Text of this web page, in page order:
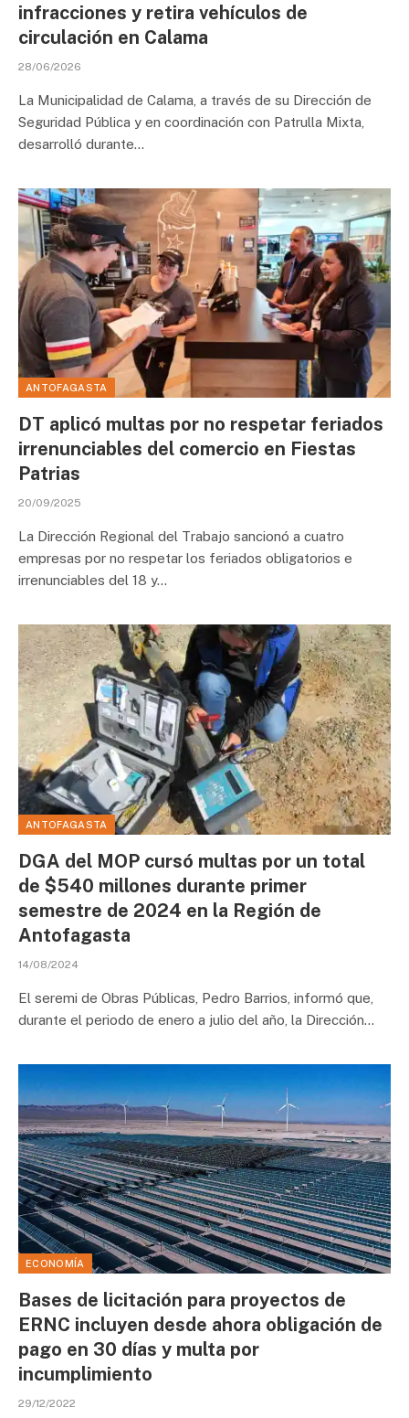
infracciones y retira vehículos de
circulación en Calama
28/06/2026
La Municipalidad de Calama, a través de su Dirección de
Seguridad Pública y en coordinación con Patrulla Mixta,
desarrolló durante…
ANTOFAGASTA
DT aplicó multas por no respetar feriados
irrenunciables del comercio en Fiestas
Patrias
20/09/2025
La Dirección Regional del Trabajo sancionó a cuatro
empresas por no respetar los feriados obligatorios e
irrenunciables del 18 y…
ANTOFAGASTA
DGA del MOP cursó multas por un total
de $540 millones durante primer
semestre de 2024 en la Región de
Antofagasta
14/08/2024
El seremi de Obras Públicas, Pedro Barrios, informó que,
durante el periodo de enero a julio del año, la Dirección…
ECONOMÍA
Bases de licitación para proyectos de
ERNC incluyen desde ahora obligación de
pago en 30 días y multa por
incumplimiento
29/12/2022